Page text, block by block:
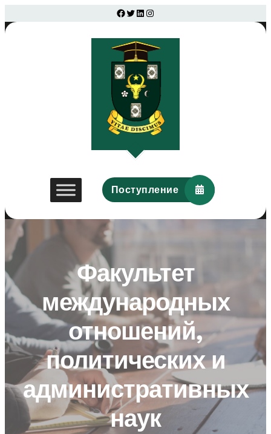
Facebook
Twitter
LinkedIn
Instagram
Поступление
Факультет
международных
отношений,
политических и
административных
наук